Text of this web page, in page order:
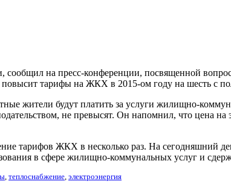
сообщил на пресс-конференции, посвященной
повысит тарифы на ЖКХ в 2015-ом году на шесть с
жители будут платить за услуги жилищно-
не превысят. Он напомнил, что цена
тарифов ЖКХ в несколько раз. На сегодняшний
в сфере жилищно-коммунальных услуг и
, теплоснабжение, электроэнергия